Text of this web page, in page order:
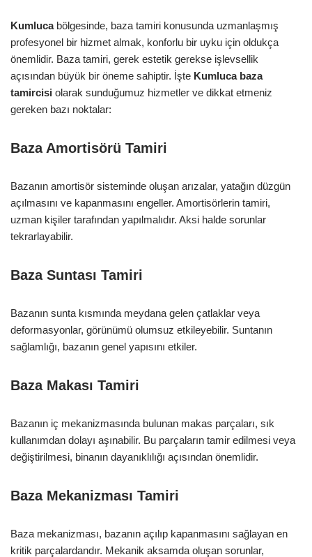
Kumlucabölgesinde, baza tamiri konusunda uzmanlaşmış
profesyonel bir hizmet almak, konforlu bir uyku için oldukça
önemlidir. Baza tamiri, gerek estetik gerekse işlevsellik
açısından büyük bir öneme sahiptir. İşte Kumluca baza
tamircisi olarak sunduğumuz hizmetler ve dikkat etmeniz
gereken bazı noktalar:
Baza Amortisörü Tamiri
Bazanın amortisör sisteminde oluşan arızalar, yatağın düzgün
açılmasını ve kapanmasını engeller. Amortisörlerin tamiri,
uzman kişiler tarafından yapılmalıdır. Aksi halde sorunlar
tekrarlayabilir.
Baza Suntası Tamiri
Bazanın sunta kısmında meydana gelen çatlaklar veya
deformasyonlar, görünümü olumsuz etkileyebilir. Suntanın
sağlamlığı, bazanın genel yapısını etkiler.
Baza Makası Tamiri
Bazanın iç mekanizmasında bulunan makas parçaları, sık
kullanımdan dolayı aşınabilir. Bu parçaların tamir edilmesi veya
değiştirilmesi, binanın dayanıklılığı açısından önemlidir.
Baza Mekanizması Tamiri
Baza mekanizması, bazanın açılıp kapanmasını sağlayan en
kritik parçalardandır. Mekanik aksamda oluşan sorunlar,